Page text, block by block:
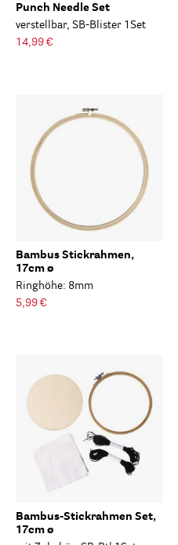
Punch Needle Set
verstellbar, SB-Blister 1Set
14,99 €
Bambus Stickrahmen,
17cm ø
Ringhöhe: 8mm
5,99 €
Bambus-Stickrahmen Set,
17cm ø